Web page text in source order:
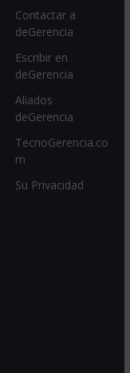
Contactar a
deGerencia
Escribir en
deGerencia
Aliados
deGerencia
TecnoGerencia.co
m
Su Privacidad